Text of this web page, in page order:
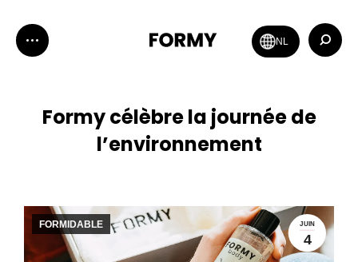
NL
:
Formy célèbre la journée de
l’environnement
JUIN
4
FORMIDABLE